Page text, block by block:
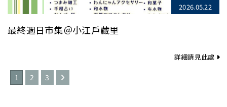
2026.05.22
最終週日市集＠小江戶藏里
詳細請見此處
1 2 3